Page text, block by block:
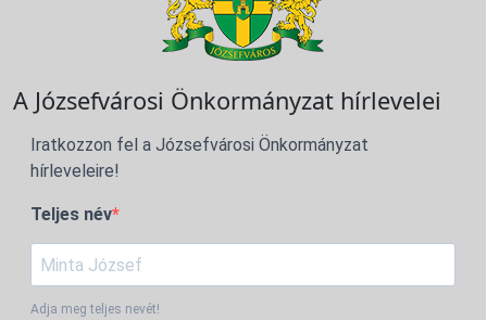
A Józsefvárosi Önkormányzat hírlevelei
Iratkozzon fel a Józsefvárosi Önkormányzat
hírleveleire!
Teljes név
Adja meg teljes nevét!